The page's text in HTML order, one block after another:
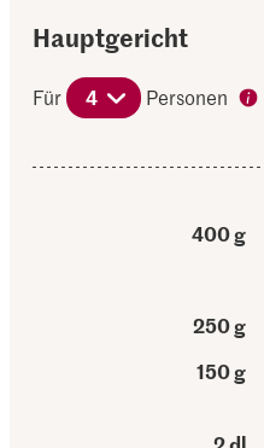
Hauptgericht
Für 4 Personen
400 g
250 g
150 g